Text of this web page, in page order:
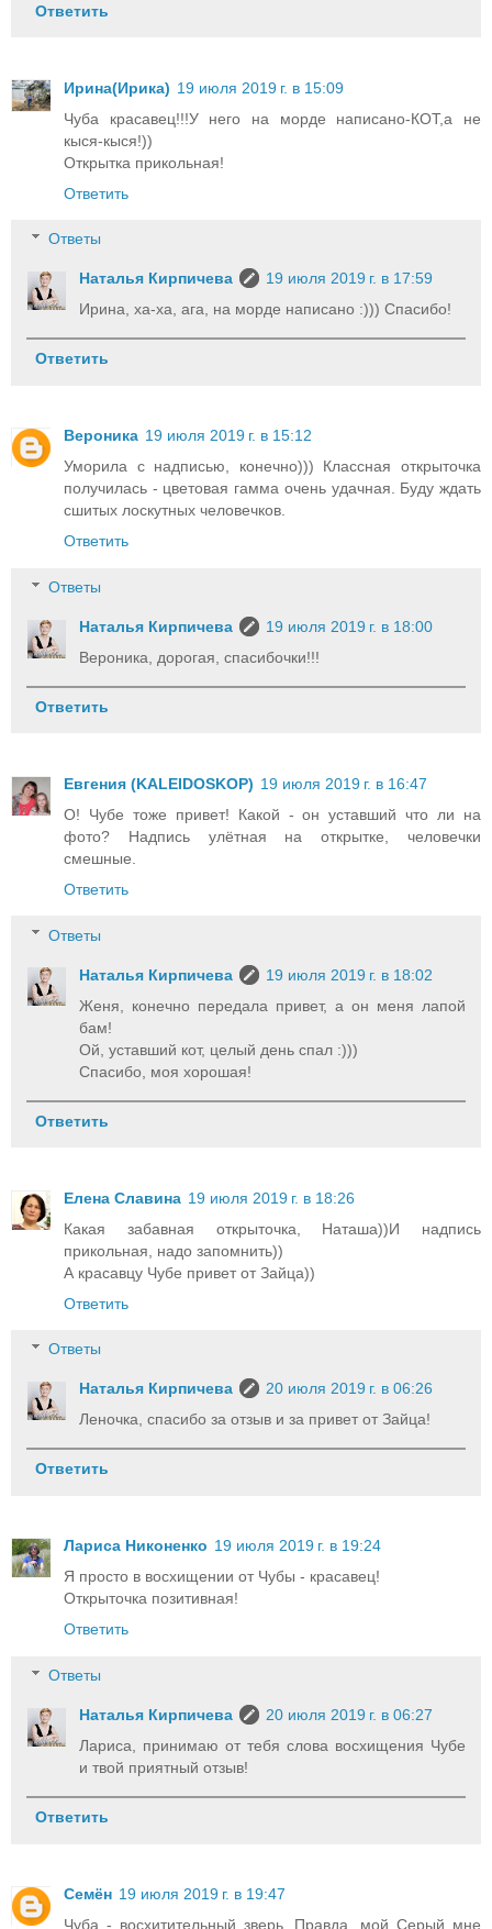
Ответить
Ирина(Ирика) 19 июля 2019 г. в 15:09
Чуба красавец!!!У него на морде написано-КОТ,а не
кыся-кыся!))
Открытка прикольная!
Ответить
Ответы
Наталья Кирпичева
19 июля 2019 г. в 17:59
Ирина, ха-ха, ага, на морде написано :))) Спасибо!
Ответить
Вероника 19 июля 2019 г. в 15:12
Уморила с надписью, конечно))) Классная открыточка
получилась - цветовая гамма очень удачная. Буду ждать
сшитых лоскутных человечков.
Ответить
Ответы
Наталья Кирпичева
19 июля 2019 г. в 18:00
Вероника, дорогая, спасибочки!!!
Ответить
Евгения (KALEIDOSKOP) 19 июля 2019 г. в 16:47
О! Чубе тоже привет! Какой - он уставший что ли на
фото? Надпись улётная на открытке, человечки
смешные.
Ответить
Ответы
Наталья Кирпичева
19 июля 2019 г. в 18:02
Женя, конечно передала привет, а он меня лапой
бам!
Ой, уставший кот, целый день спал :)))
Спасибо, моя хорошая!
Ответить
Елена Славина 19 июля 2019 г. в 18:26
Какая забавная открыточка, Наташа))И надпись
прикольная, надо запомнить))
А красавцу Чубе привет от Зайца))
Ответить
Ответы
Наталья Кирпичева
20 июля 2019 г. в 06:26
Леночка, спасибо за отзыв и за привет от Зайца!
Ответить
Лариса Никоненко 19 июля 2019 г. в 19:24
Я просто в восхищении от Чубы - красавец!
Открыточка позитивная!
Ответить
Ответы
Наталья Кирпичева
20 июля 2019 г. в 06:27
Лариса, принимаю от тебя слова восхищения Чубе
и твой приятный отзыв!
Ответить
Семён 19 июля 2019 г. в 19:47
Чуба - восхитительный зверь. Правда, мой Серый мне